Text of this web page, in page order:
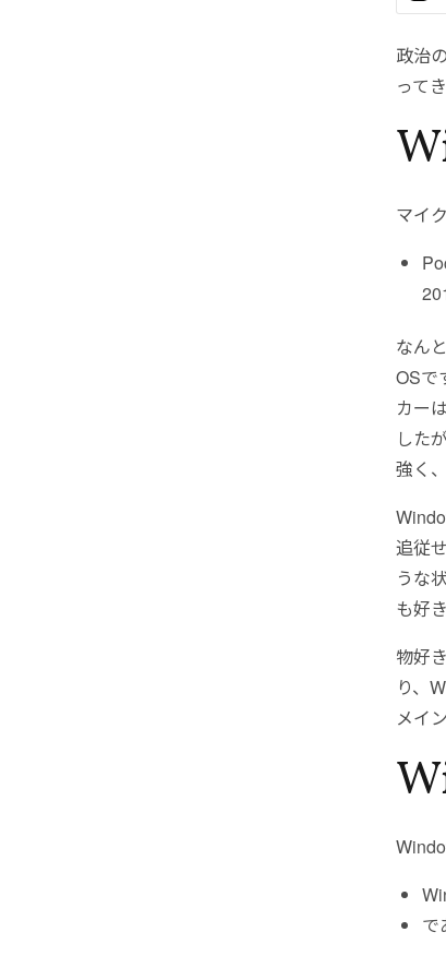
政治
って
マイ
なん
OSで
カー
した
強く
追従
うな
も好
物好
り、
メイ
で